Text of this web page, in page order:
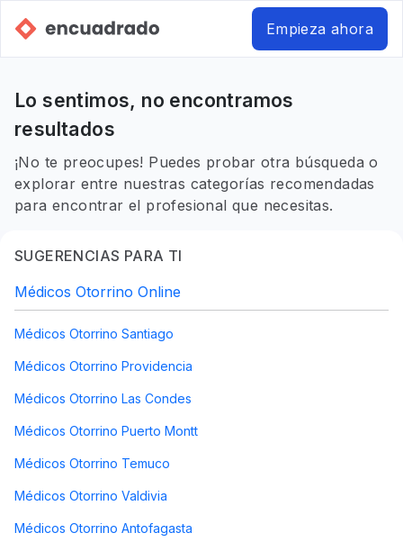
Empieza ahora
Lo sentimos, no encontramos
resultados
¡No te preocupes! Puedes probar otra búsqueda o
explorar entre nuestras categorías recomendadas
para encontrar el profesional que necesitas.
SUGERENCIAS PARA TI
Médicos Otorrino Online
Médicos Otorrino Santiago
Médicos Otorrino Providencia
Médicos Otorrino Las Condes
Médicos Otorrino Puerto Montt
Médicos Otorrino Temuco
Médicos Otorrino Valdivia
Médicos Otorrino Antofagasta